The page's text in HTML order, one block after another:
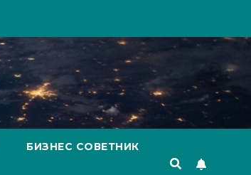
БИЗНЕС СОВЕТНИК